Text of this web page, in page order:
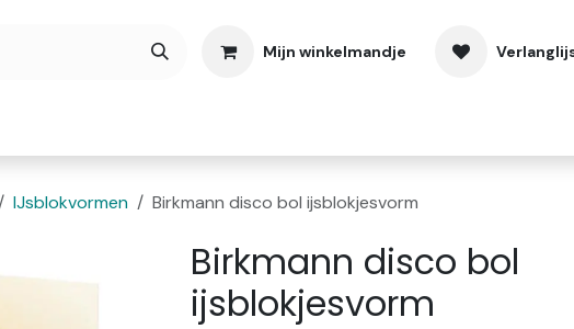
Mijn winkelmandje
IJsblokvormen Birkmann disco bol ijsblokjesvorm
Birkmann disco bol
ijsblokjesvorm